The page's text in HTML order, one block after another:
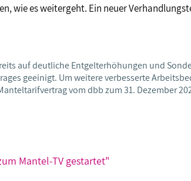
wie es weitergeht. Ein neuer
auf deutliche Entgelterhöhungen und
geeinigt. Um weitere verbesserte
vom dbb zum 31. Dezember
Mantel-TV gestartet"